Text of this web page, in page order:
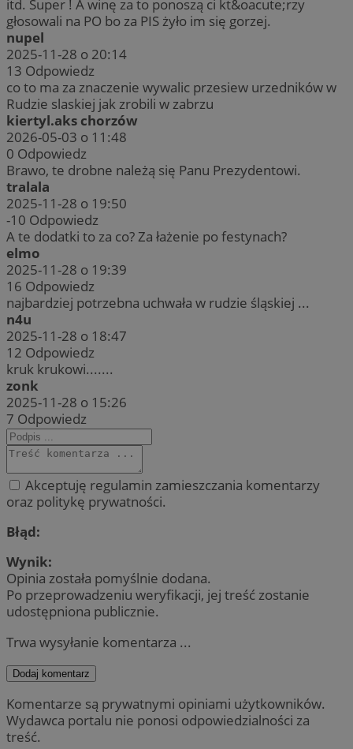
itd. Super ! A winę za to ponoszą ci kt&oacute;rzy
głosowali na PO bo za PIS żyło im się gorzej.
nupel
2025-11-28 o 20:14
13 Odpowiedz
co to ma za znaczenie wywalic przesiew urzedników w
Rudzie slaskiej jak zrobili w zabrzu
kiertyl.aks chorzów
2026-05-03 o 11:48
0 Odpowiedz
Brawo, te drobne należą się Panu Prezydentowi.
tralala
2025-11-28 o 19:50
-10 Odpowiedz
A te dodatki to za co? Za łażenie po festynach?
elmo
2025-11-28 o 19:39
16 Odpowiedz
najbardziej potrzebna uchwała w rudzie śląskiej ...
n4u
2025-11-28 o 18:47
12 Odpowiedz
kruk krukowi.......
zonk
2025-11-28 o 15:26
7 Odpowiedz
Akceptuję regulamin zamieszczania komentarzy
oraz politykę prywatności.
Błąd:
Wynik:
Opinia została pomyślnie dodana.
Po przeprowadzeniu weryfikacji, jej treść zostanie
udostępniona publicznie.
Trwa wysyłanie komentarza ...
Dodaj komentarz
Komentarze są prywatnymi opiniami użytkowników.
Wydawca portalu nie ponosi odpowiedzialności za
treść.